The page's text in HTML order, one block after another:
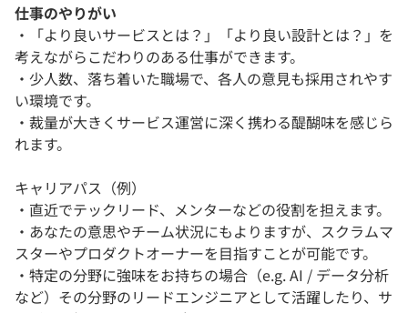
仕事のやりがい
・「より良いサービスとは？」「より良い設計とは？」を
考えながらこだわりのある仕事ができます。
・少人数、落ち着いた職場で、各人の意見も採用されやす
い環境です。
・裁量が大きくサービス運営に深く携わる醍醐味を感じら
れます。
キャリアパス（例）
・直近でテックリード、メンターなどの役割を担えます。
・あなたの意思やチーム状況にもよりますが、スクラムマ
スターやプロダクトオーナーを目指すことが可能です。
・特定の分野に強味をお持ちの場合（e.g. AI / データ分析
など）その分野のリードエンジニアとして活躍したり、サ